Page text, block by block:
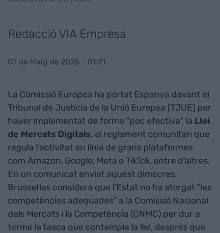
Redacció VIA Empresa
07 de Maig de 2025 - 01:21
La Comissió Europea ha portat Espanya davant el
Tribunal de Justícia de la Unió Europea (TJUE) per
haver implementat de forma "poc efectiva" la Llei
de Mercats Digitals, el reglament comunitari que
regula l'activitat en línia de grans plataformes
com Amazon, Google, Meta o TikTok, entre d'altres.
En un comunicat enviat aquest dimecres,
Brussel·les considera que l'Estat no ha atorgat "les
competències adequades" a la Comissió Nacional
dels Mercats i la Competència (CNMC) per dur a
terme la tasca que contempla la llei, després que